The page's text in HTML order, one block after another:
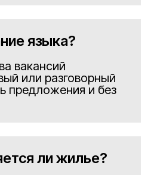
языка?
вакансий
или разговорный
предложения и без
ли жилье?